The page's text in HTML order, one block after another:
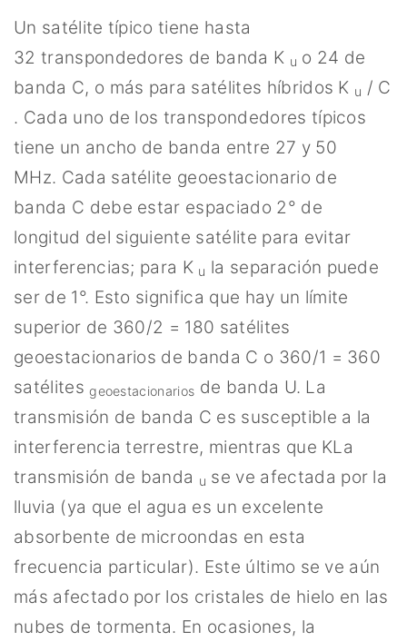
Un satélite típico tiene hasta
32 transpondedores de banda K u o 24 de
banda C, o más para satélites híbridos K ​​u / C
. Cada uno de los transpondedores típicos
tiene un ancho de banda entre 27 y 50
MHz. Cada satélite geoestacionario de
banda C debe estar espaciado 2° de
longitud del siguiente satélite para evitar
interferencias; para K u la separación puede
ser de 1°. Esto significa que hay un límite
superior de 360/2 = 180 satélites
geoestacionarios de banda C o 360/1 = 360
satélitesgeoestacionarios de banda U. La
transmisión de banda C es susceptible a la
interferencia terrestre, mientras que KLa
transmisión de banda u se ve afectada por la
lluvia (ya que el agua es un excelente
absorbente de microondas en esta
frecuencia particular). Este último se ve aún
más afectado por los cristales de hielo en las
nubes de tormenta. En ocasiones, la